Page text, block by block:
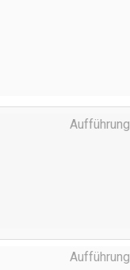
Aufführung
Aufführung